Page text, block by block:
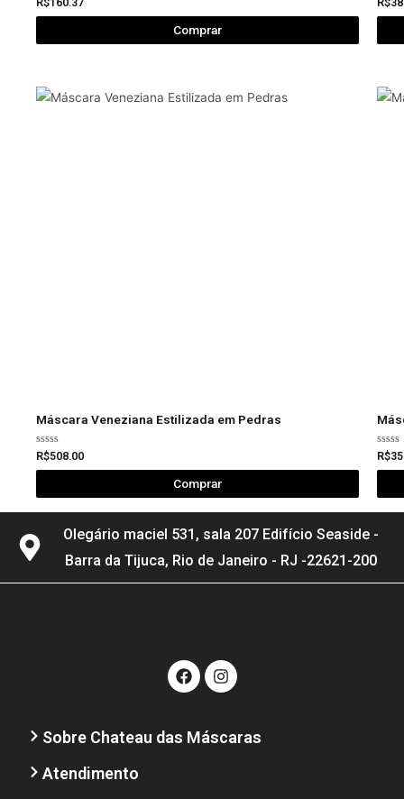
5.00
de 5
R$160.37
Comprar
de
R$
Máscara Veneziana Estilizada em Pedras
Avaliação
de
R$508.00
Comprar
de
R$
Olegário maciel 531, sala 207 Edifício Seaside -
Barra da Tijuca, Rio de Janeiro - RJ -22621-200
Sobre Chateau das Máscaras
Atendimento